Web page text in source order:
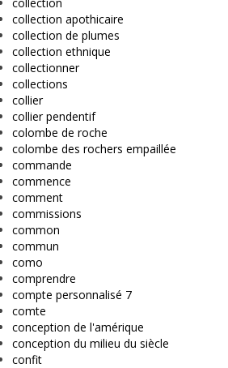
collection apothicaire
collection de plumes
collection ethnique
collectionner
collections
collier
collier pendentif
colombe de roche
colombe des rochers empaillée
commande
commence
comment
commissions
common
commun
como
comprendre
compte personnalisé 7
comte
conception de l'amérique
conception du milieu du siècle
confit